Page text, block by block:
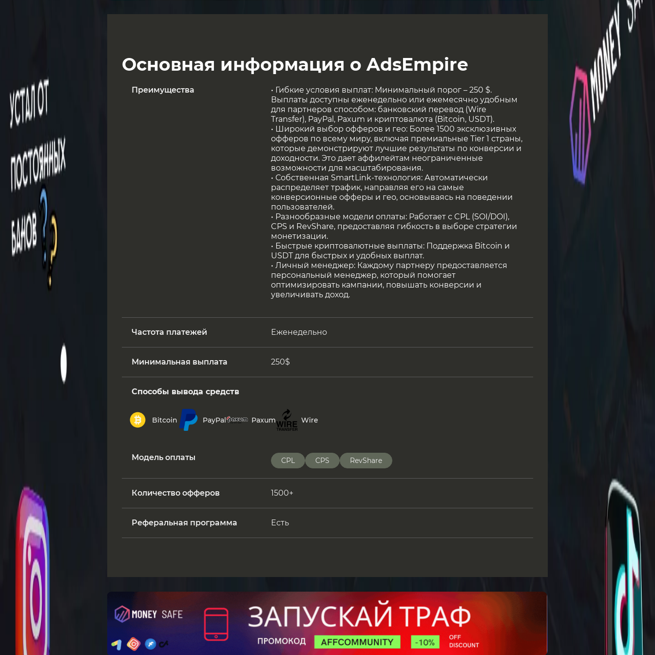
Основная информация о AdsEmpire
Преимущества
• Гибкие условия выплат: Минимальный порог – 250 $.
Выплаты доступны еженедельно или ежемесячно удобным
для партнеров способом: банковский перевод (Wire
Transfer), PayPal, Paxum и криптовалюта (Bitcoin, USDT).
• Широкий выбор офферов и гео: Более 1500 эксклюзивных
офферов по всему миру, включая премиальные Tier 1 страны,
которые демонстрируют лучшие результаты по конверсии и
доходности. Это дает аффилейтам неограниченные
возможности для масштабирования.
• Собственная SmartLink-технология: Автоматически
распределяет трафик, направляя его на самые
конверсионные офферы и гео, основываясь на поведении
пользователей.
• Разнообразные модели оплаты: Работает с CPL (SOI/DOI),
CPS и RevShare, предоставляя гибкость в выборе стратегии
монетизации.
• Быстрые криптовалютные выплаты: Поддержка Bitcoin и
USDT для быстрых и удобных выплат.
• Личный менеджер: Каждому партнеру предоставляется
персональный менеджер, который помогает
оптимизировать кампании, повышать конверсии и
увеличивать доход.
Частота платежей Еженедельно
Минимальная выплата 250$
Способы вывода средств
Bitcoin PayPal Paxum Wire
Модель оплаты CPL CPS RevShare
Количество офферов 1500+
Реферальная программа Есть